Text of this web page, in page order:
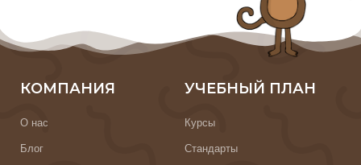
КОМПАНИЯ
О нас
Блог
УЧЕБНЫЙ ПЛАН
Курсы
Стандарты